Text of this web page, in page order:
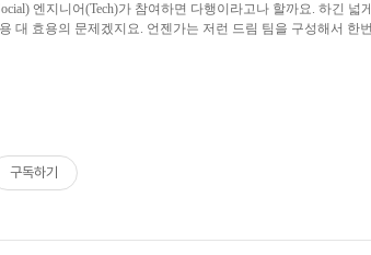
엔지니어(Tech)가 참여하면 다행이라고나 할까요. 하긴 넓
대 효용의 문제겠지요. 언젠가는 저런 드림 팀을 구성해서 한
구독하기